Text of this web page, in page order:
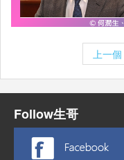
上一個
Follow生哥